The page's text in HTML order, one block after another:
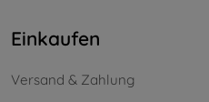
Einkaufen
Versand & Zahlung